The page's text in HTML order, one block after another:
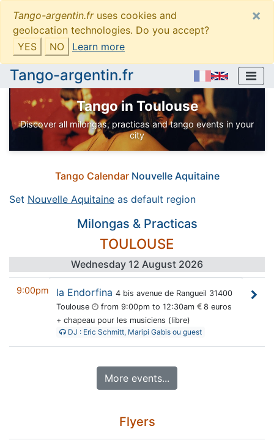
Tango-argentin.fruses cookies and
geolocation technologies. Do you accept?
YES
NO Learn more
×
Tango-argentin.fr
Tango in Toulouse
Discover all milongas, practicas and tango events in your
city
Tango Calendar Nouvelle Aquitaine
Set Nouvelle Aquitaine as default region
Milongas & Practicas
TOULOUSE
Wednesday 12 August 2026
9:00pm la Endorfina 4 bis avenue de Rangueil 31400
Toulouse
from 9:00pm to 12:30am
8 euros
+ chapeau pour les musiciens (libre)
DJ : Eric Schmitt, Maripi Gabis ou guest
More events...
Flyers